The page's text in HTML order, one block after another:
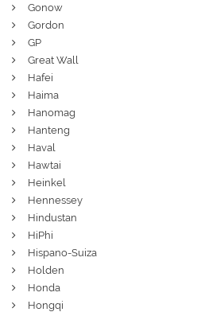
Gonow
Gordon
GP
Great Wall
Hafei
Haima
Hanomag
Hanteng
Haval
Hawtai
Heinkel
Hennessey
Hindustan
HiPhi
Hispano-Suiza
Holden
Honda
Hongqi